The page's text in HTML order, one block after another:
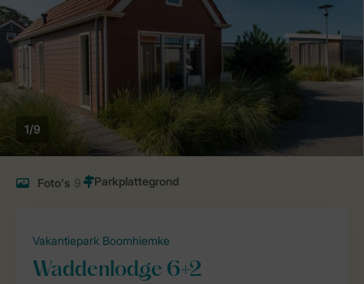
1/9
Foto's 9
Vakantiepark Boomhiemke
Waddenlodge 6+2